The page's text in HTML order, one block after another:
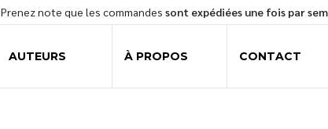
Prenez note que les commandes sont expédiées une fois par
AUTEURS À PROPOS CONTACT